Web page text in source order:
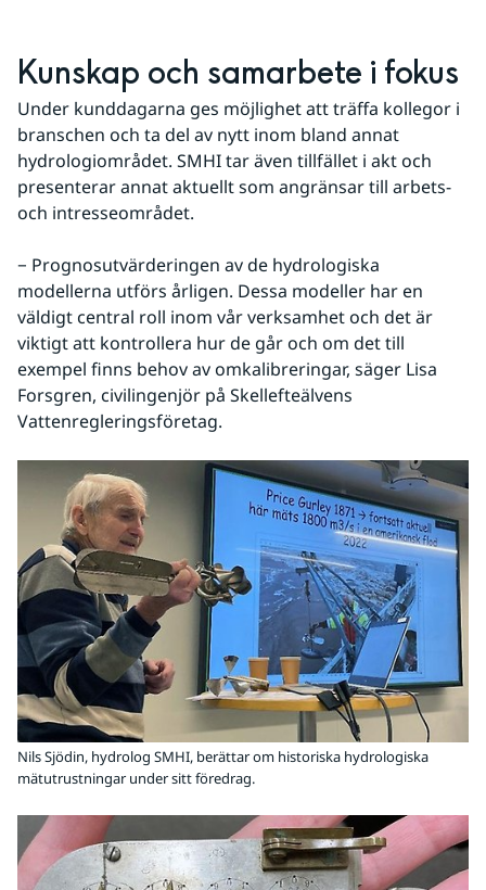
Kunskap och samarbete i fokus
Under kunddagarna ges möjlighet att träffa kollegor i
branschen och ta del av nytt inom bland annat
hydrologiområdet. SMHI tar även tillfället i akt och
presenterar annat aktuellt som angränsar till arbets-
och intresseområdet.
− Prognosutvärderingen av de hydrologiska
modellerna utförs årligen. Dessa modeller har en
väldigt central roll inom vår verksamhet och det är
viktigt att kontrollera hur de går och om det till
exempel finns behov av omkalibreringar, säger Lisa
Forsgren, civilingenjör på Skellefteälvens
Vattenregleringsföretag.
Nils Sjödin, hydrolog SMHI, berättar om historiska hydrologiska
mätutrustningar under sitt föredrag.